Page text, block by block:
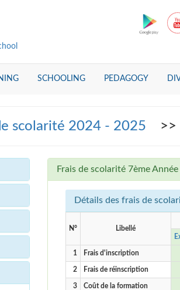
SCHOOLING PEDAGOGY
scolarité 2024 - 2025 >>
Frais de scolarité 7ème
Détails des frais de
N° Libellé
1 Frais d'inscription
2 Frais de réinscription
3 Coût de la formation